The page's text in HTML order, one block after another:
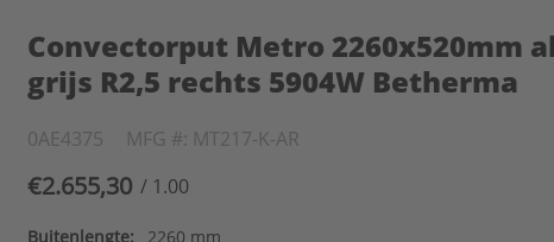
Convectorput Metro 2260x520mm
grijs R2,5 rechts 5904W Betherma
0AE4375 MFG #: MT217-K-AR
€2.655,30 / 1.00
Buitenlengte:
2260 mm